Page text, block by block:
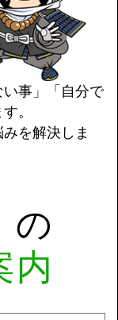
事」「自分で
。
を解決しま
の
内